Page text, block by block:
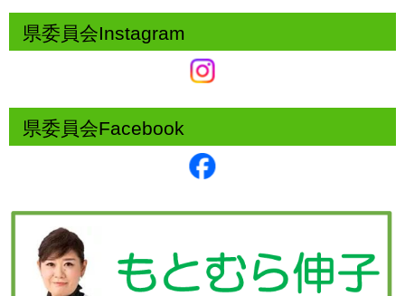
県委員会Instagram
県委員会Facebook